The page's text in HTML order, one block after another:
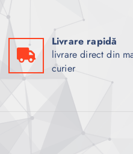
Livrare rapidă
livrare direct din
curier